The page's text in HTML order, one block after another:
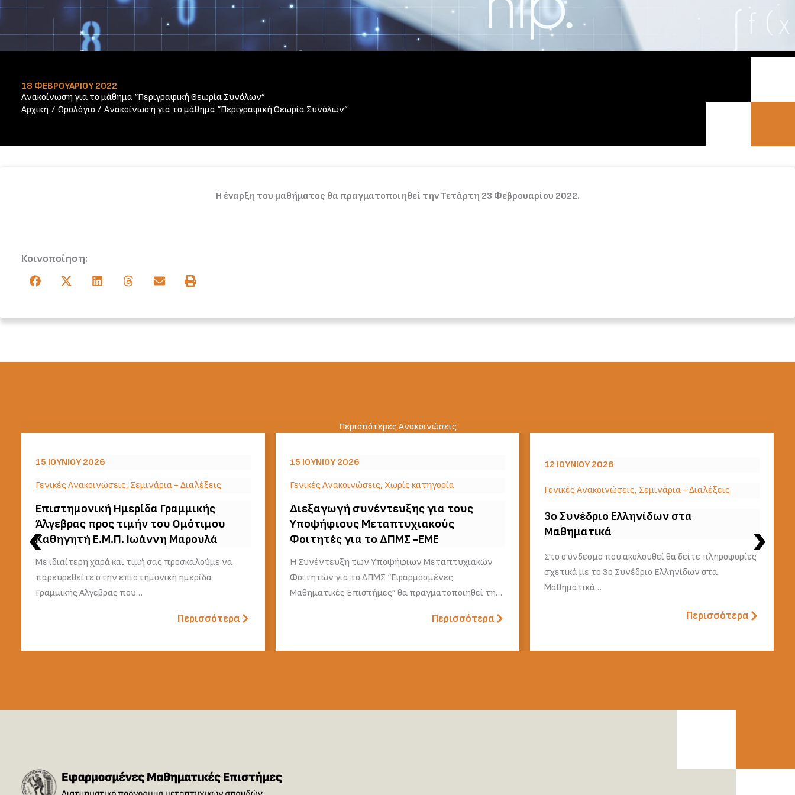
18 ΦΕΒΡΟΥΑΡΊΟΥ 2022
Ανακοίνωση για το μάθημα “Περιγραφική Θεωρία Συνόλων”
Αρχική
Ωρολόγιο Ανακοίνωση για το μάθημα “Περιγραφική Θεωρία Συνόλων”
Η έναρξη του μαθήματος θα πραγματοποιηθεί την Τετάρτη 23 Φεβρουαρίου 2022.
Κοινοποίηση:
Περισσότερες Ανακοινώσεις
15 ΙΟΥΝΊΟΥ 2026
Γενικές Ανακοινώσεις, Σεμινάρια - Διαλέξεις
Επιστημονική Ημερίδα Γραμμικής
Άλγεβρας προς τιμήν του Ομότιμου
Καθηγητή Ε.Μ.Π. Ιωάννη Μαρουλά
Με ιδιαίτερη χαρά και τιμή σας προσκαλούμε να
παρευρεθείτε στην επιστημονική ημερίδα
Γραμμικής Άλγεβρας που…
Περισσότερα
15 ΙΟΥΝΊΟΥ 2026
Γενικές Ανακοινώσεις, Χωρίς κατηγορία
Διεξαγωγή συνέντευξης για τους
Υποψήφιους Μεταπτυχιακούς
Φοιτητές για το ΔΠΜΣ -ΕΜΕ
Η Συνέντευξη των Υποψήφιων Μεταπτυχιακών
Φοιτητών για το ΔΠΜΣ “Εφαρμοσμένες
Μαθηματικές Επιστήμες” θα πραγματοποιηθεί τη…
Περισσότερα
12 ΙΟΥΝΊΟΥ 2026
Γενικές Ανακοινώσεις, Σεμινάρια - Διαλέξεις
3o Συνέδριο Ελληνίδων στα
Μαθηματικά
Στο σύνδεσμο που ακολουθεί θα δείτε πληροφορίες
σχετικά με το 3ο Συνέδριο Ελληνίδων στα
Μαθηματικά…
Περισσότερα